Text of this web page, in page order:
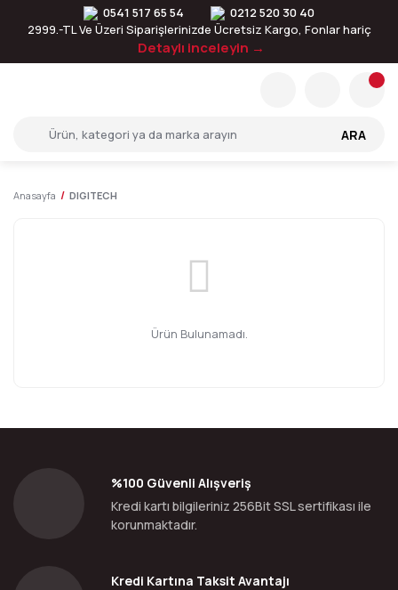
0541 517 65 54
0212 520 30 40
2999.-TL Ve Üzeri Siparişlerinizde Ücretsiz Kargo, Fonlar hariç
Detaylı inceleyin →
ARA
Anasayfa DIGITECH
Ürün Bulunamadı.
%100 Güvenli Alışveriş
Kredi kartı bilgileriniz 256Bit SSL sertifikası ile
korunmaktadır.
Kredi Kartına Taksit Avantajı